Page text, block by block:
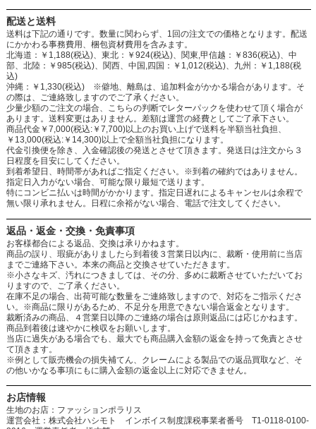
配送と送料
送料は下記の通りです。数量に関わらず、1回の注文での価格となります。配送
にかかわる事務費用、梱包資材費用を含みます。
北海道：￥1,188(税込)、東北：￥924(税込)、関東,甲信越：￥836(税込)、中
部、北陸：￥985(税込)、関西、中国,四国：￥1,012(税込)、九州：￥1,188(税
込)
沖縄：￥1,330(税込) ※僻地、離島は、追加料金がかかる場合があります。そ
の際は、ご連絡致しますのでご了承ください。
少量少額のご注文の場合、こちらの判断でレターパックを使わせて頂く場合が
あります。送料変更はありません。差額は運営の経費としてご了承下さい。
商品代金￥7,000(税込:￥7,700)以上のお買い上げで送料を半額当社負担、
￥13,000(税込:￥14,300)以上で全額当社負担になります。
代金引換便を除き、入金確認後の発送とさせて頂きます。発送日は注文から３
日程度を目安にしてください。
到着希望日、時間帯があればご指定ください。※到着の確約ではありません。
指定日入力がない場合、可能な限り最短で送ります。
特にコンビニ払いは時間がかかります。指定日遅れによるキャンセルは余程で
無い限り承れません。日程に余裕がない場合、電話で注文してください。
返品・返金・交換・免責事項
お客様都合による返品、交換は承りかねます。
商品の誤り、瑕疵がありましたら到着後３営業日以内に、裁断・使用前に当店
までご連絡下さい。本来の商品と交換させていただきます。
※小さなキズ、汚れにつきましては、その分、多めに裁断させていただいてお
りますので、ご了承ください。
在庫不足の場合、出荷可能な数量をご連絡致しますので、対応をご指示くださ
い。※商品に限りがあるため、不足分を用意できない場合返金となります。
裁断済みの商品、４営業日以降のご連絡の場合は原則返品には応じかねます。
商品到着後は速やかに検収をお願いします。
当店に過失がある場合でも、最大でも商品購入金額の返金を持って免責とさせ
て頂きます。
※例として販売機会の損失補てん、クレームによる製品での返品買取など、そ
の他いかなる事項にもに購入金額の返金以上に対応できません。
お店情報
生地のお店：ファッションポラリス
運営会社：株式会社ハシモト インボイス制度課税事業者番号 T1-0118-0100-